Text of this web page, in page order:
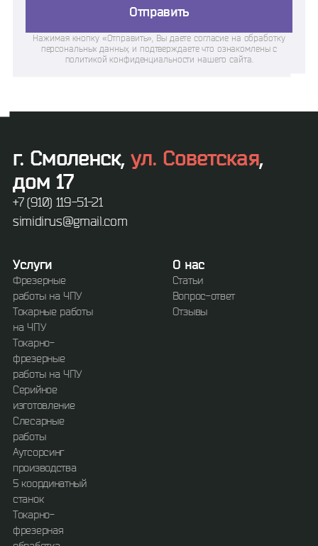
Отправить
Нажимая кнопку «Отправить», Вы даете согласие на обработку
персональных данных, и подтверждаете что ознакомлены с
политикой конфиденциальности нашего сайта.
г. Смоленск,ул. Советская,
дом 17
+7 (910) 119-51-21
simidirus@gmail.com
Услуги
Фрезерные
работы на ЧПУ
Токарные работы
на ЧПУ
Токарно-
фрезерные
работы на ЧПУ
Серийное
изготовление
Слесарные
работы
Аутсорсинг
производства
5 координатный
станок
Токарно-
фрезерная
О нас
Статьи
Вопрос-ответ
Отзывы